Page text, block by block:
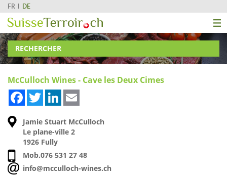
FR DE
RECHERCHER
McCulloch Wines - Cave les Deux Cimes
FacebookTwitterLinkedIn
Jamie Stuart McCulloch
Le plane-ville 2
1926 Fully
Mob.076 531 27 48
info@mcculloch-wines.ch